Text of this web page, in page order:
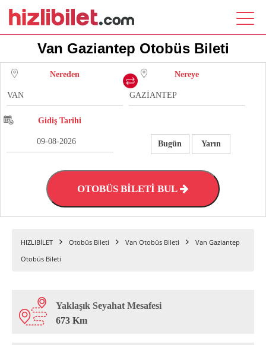
Van Gaziantep Otobüs Bileti
Nereden Nereye
Gidiş Tarihi
Bugün Yarın
OTOBÜS BİLETİ BUL
HIZLIBİLET Otobüs Bileti Van Otobüs Bileti
Van Gaziantep
Otobüs Bileti
Yaklaşık Seyahat Mesafesi
673 Km